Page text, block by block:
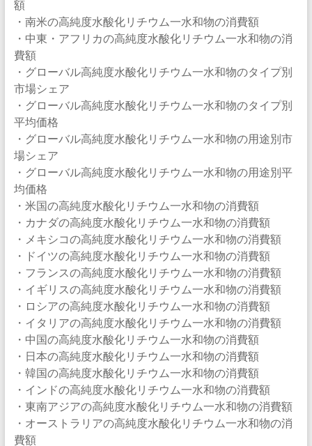
額
・南米の高純度水酸化リチウム一水和物の消費額
・中東・アフリカの高純度水酸化リチウム一水和物の消
費額
・グローバル高純度水酸化リチウム一水和物のタイプ別
市場シェア
・グローバル高純度水酸化リチウム一水和物のタイプ別
平均価格
・グローバル高純度水酸化リチウム一水和物の用途別市
場シェア
・グローバル高純度水酸化リチウム一水和物の用途別平
均価格
・米国の高純度水酸化リチウム一水和物の消費額
・カナダの高純度水酸化リチウム一水和物の消費額
・メキシコの高純度水酸化リチウム一水和物の消費額
・ドイツの高純度水酸化リチウム一水和物の消費額
・フランスの高純度水酸化リチウム一水和物の消費額
・イギリスの高純度水酸化リチウム一水和物の消費額
・ロシアの高純度水酸化リチウム一水和物の消費額
・イタリアの高純度水酸化リチウム一水和物の消費額
・中国の高純度水酸化リチウム一水和物の消費額
・日本の高純度水酸化リチウム一水和物の消費額
・韓国の高純度水酸化リチウム一水和物の消費額
・インドの高純度水酸化リチウム一水和物の消費額
・東南アジアの高純度水酸化リチウム一水和物の消費額
・オーストラリアの高純度水酸化リチウム一水和物の消
費額